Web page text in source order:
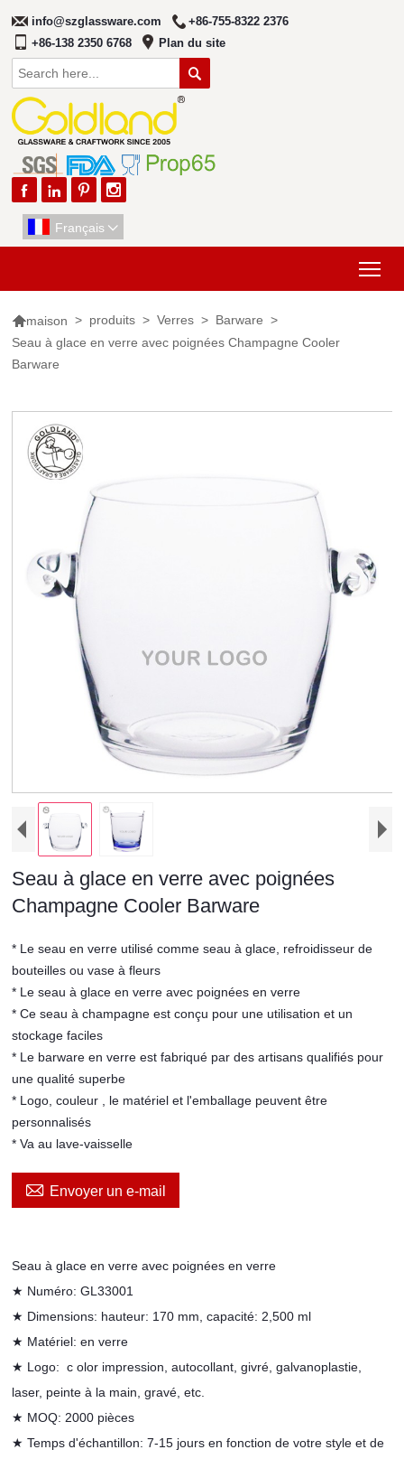
info@szglassware.com
+86-755-8322 2376
+86-138 2350 6768
Plan du site

   
Français 
maison > produits > Verres > Barware >
Seau à glace en verre avec poignées Champagne Cooler
Barware
Seau à glace en verre avec poignées
Champagne Cooler Barware
* Le seau en verre utilisé comme seau à glace, refroidisseur de
bouteilles ou vase à fleurs
* Le seau à glace en verre avec poignées en verre
* Ce seau à champagne est conçu pour une utilisation et un
stockage faciles
* Le barware en verre est fabriqué par des artisans qualifiés pour
une qualité superbe
* Logo, couleur , le matériel et l'emballage peuvent être
personnalisés
* Va au lave-vaisselle
 Envoyer un e-mail
Seau à glace en verre avec poignées en verre
★ Numéro: GL33001
★ Dimensions: hauteur: 170 mm, capacité: 2,500 ml
★ Matériel: en verre
★ Logo: c olor impression, autocollant, givré, galvanoplastie,
laser, peinte à la main, gravé, etc.
★ MOQ: 2000 pièces
★ Temps d'échantillon: 7-15 jours en fonction de votre style et de